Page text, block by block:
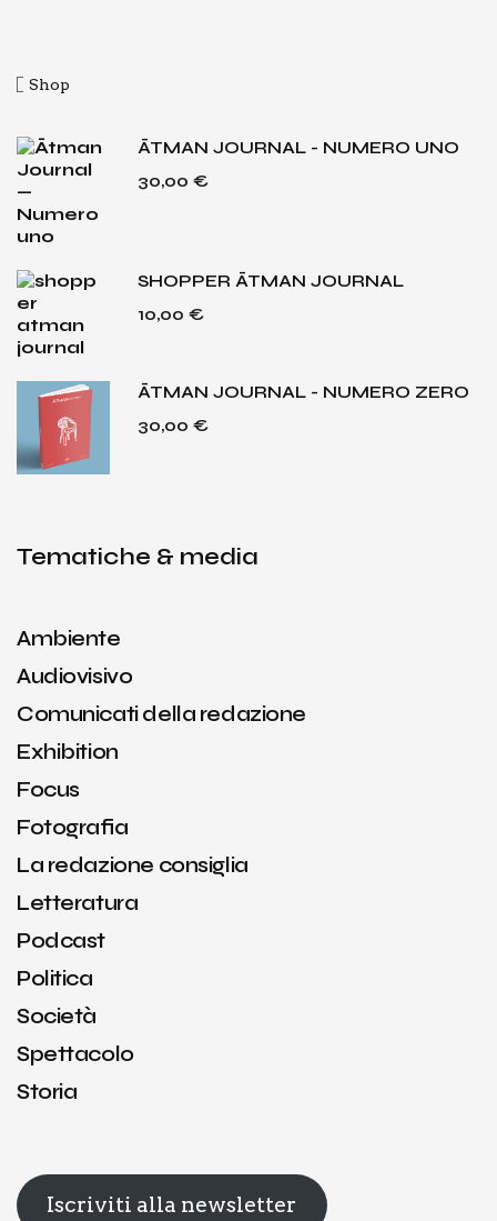
Shop
ĀTMAN JOURNAL - NUMERO UNO
30,00 €
SHOPPER ĀTMAN JOURNAL
10,00 €
ĀTMAN JOURNAL - NUMERO ZERO
30,00 €
Tematiche & media
Ambiente
Audiovisivo
Comunicati della redazione
Exhibition
Focus
Fotografia
La redazione consiglia
Letteratura
Podcast
Politica
Società
Spettacolo
Storia
Iscriviti alla newsletter